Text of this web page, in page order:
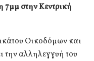
στην Κεντρική
Οικοδόμων και
αλληλεγγυή του